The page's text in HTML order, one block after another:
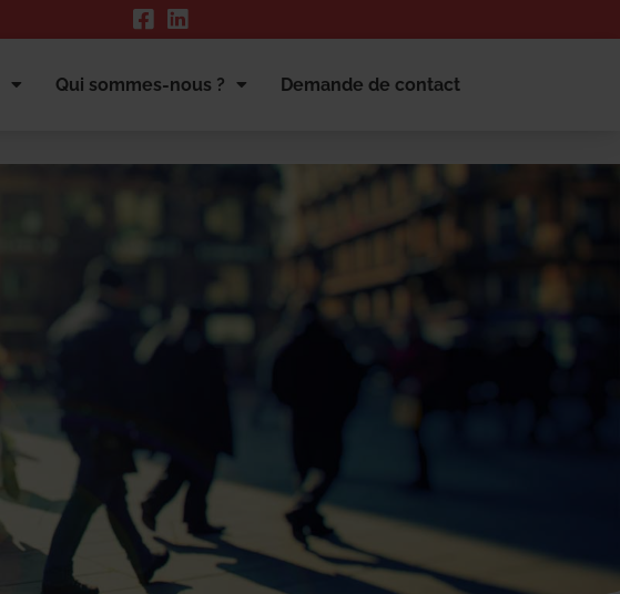
Qui sommes-nous ? Demande de contact